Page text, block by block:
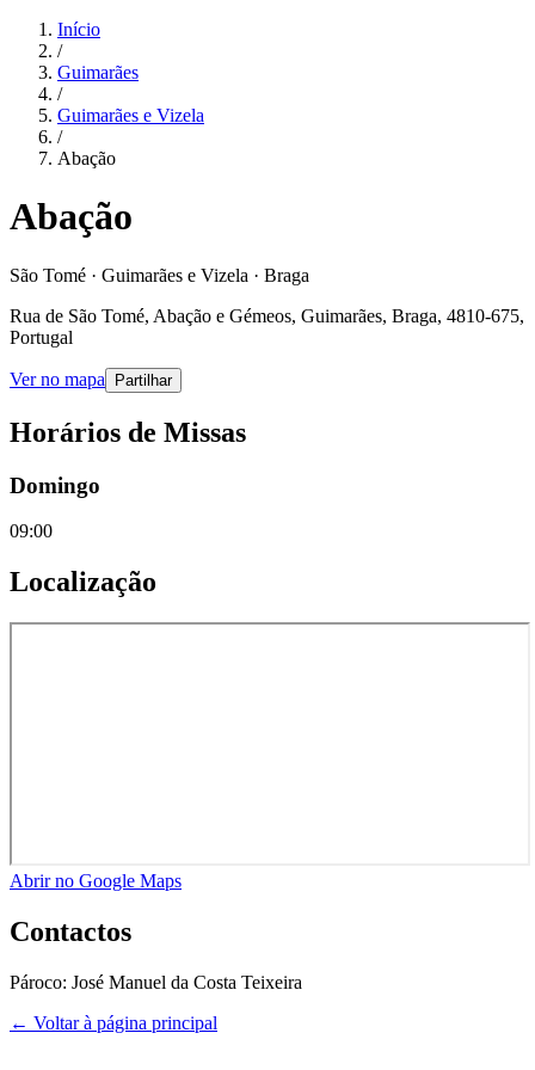
Início
/
Guimarães
/
Guimarães e Vizela
/
Abação
Abação
São Tomé · Guimarães e Vizela · Braga
Rua de São Tomé, Abação e Gémeos, Guimarães, Braga, 4810-675,
Portugal
Ver no mapa Partilhar
Horários de Missas
Domingo
09:00
Localização
Abrir no Google Maps
Contactos
Pároco: José Manuel da Costa Teixeira
← Voltar à página principal